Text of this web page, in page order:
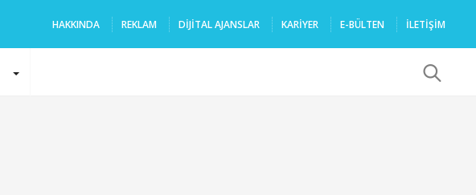
HAKKINDA REKLAM DIJITAL AJANSLAR KARIYER E-BÜLTEN İLETİŞİM